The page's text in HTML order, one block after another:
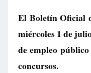
El Boletín Oficial
miércoles 1 de
de empleo público
concursos.